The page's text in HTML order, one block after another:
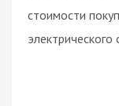
стоимости